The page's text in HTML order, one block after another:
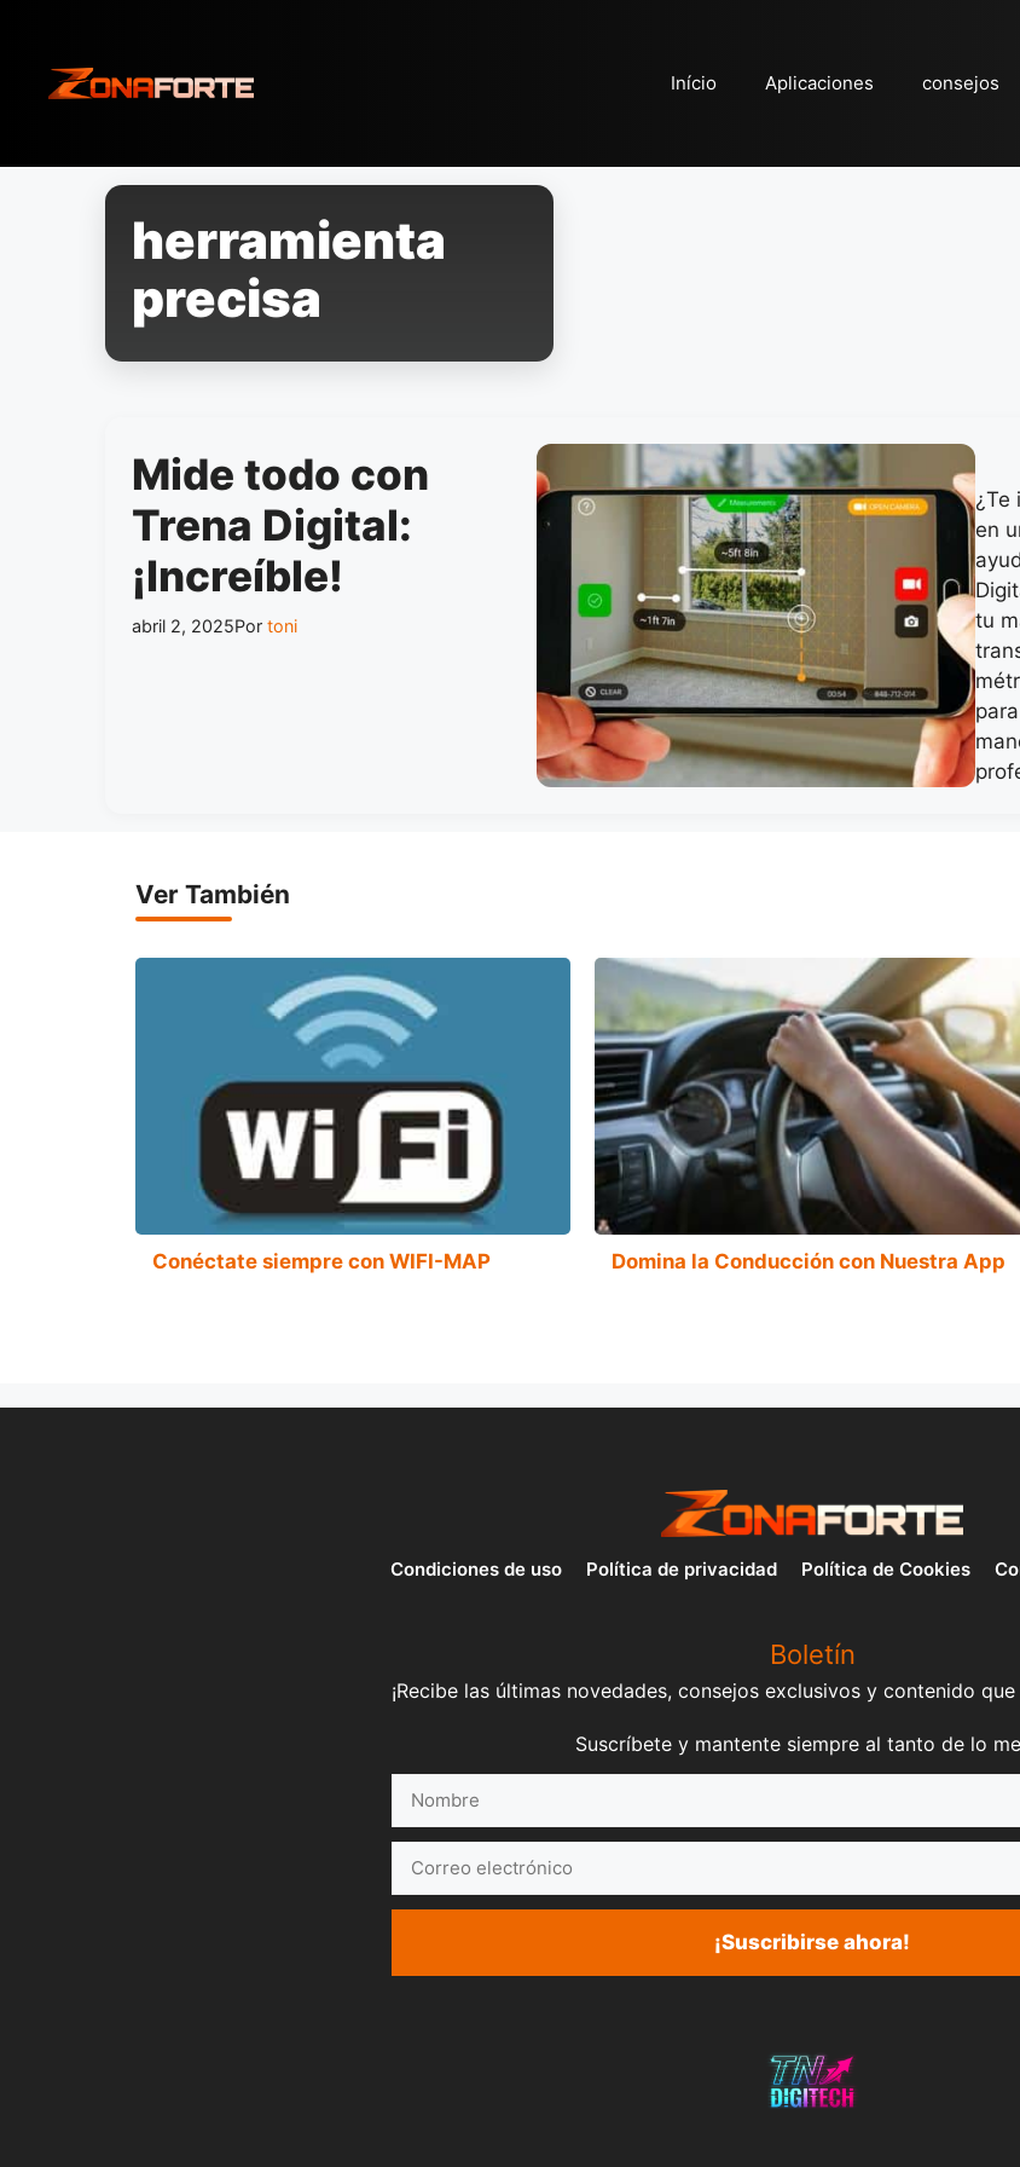
conteúdo
Início Aplicaciones consejos
herramienta
precisa
Mide todo con
Trena Digital:
¡Increíble!
abril 2, 2025Por toni
¿Te
en
tu
Ver También
Conéctate siempre con WIFI-MAP Domina la Conducción con Nuestra App
Condiciones de uso Política de privacidad Política de Cookies
Boletín
¡Recibe las últimas novedades, consejos exclusivos y contenido
Suscríbete y mantente siempre al tanto de lo
electrónico
¡Suscribirse ahora!